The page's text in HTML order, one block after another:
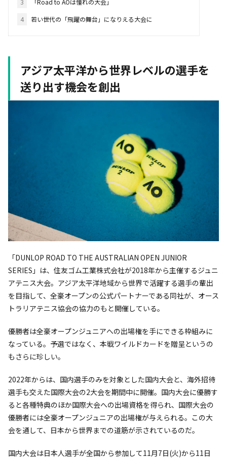
4
若い世代の「飛躍の舞台」になりえる大会に
アジア太平洋から世界レベルの選手を
送り出す機会を創出
「DUNLOP ROAD TO THE AUSTRALIAN OPEN JUNIOR
SERIES」は、住友ゴム工業株式会社が2018年から主催するジュニ
アテニス大会。アジア太平洋地域から世界で活躍する選手の輩出
を目指して、全豪オープンの公式パートナーである同社が、オース
トラリアテニス協会の協力のもと開催している。
優勝者は全豪オープンジュニアへの出場権を手にできる枠組みに
なっている。予選ではなく、本戦ワイルドカードを贈呈というの
もさらに珍しい。
2022年からは、国内選手のみを対象とした国内大会と、海外招待
選手も交えた国際大会の2大会を期間中に開催。国内大会に優勝す
ると各種特典のほか国際大会への出場資格を得られ、国際大会の
優勝者には全豪オープンジュニアの出場権が与えられる。この大
会を通して、日本から世界までの道筋が示されているのだ。
国内大会は日本人選手が全国から参加して11月7日(火)から11日